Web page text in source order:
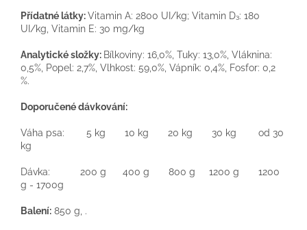
Přídatné látky:Vitamin A: 2800 UI/kg; Vitamin D₃: 180
UI/kg, Vitamin E: 30 mg/kg
Analytické složky: Bílkoviny: 16,0%, Tuky: 13,0%, Vláknina:
0,5%, Popel: 2,7%, Vlhkost: 59,0%, Vápník: 0,4%, Fosfor: 0,2
%.
Doporučené dávkování:
Váha psa: 5 kg 10 kg 20 kg 30 kg od 30
kg
Dávka: 200 g 400 g 800 g 1200 g 1200
g - 1700g
Balení: 850 g, .